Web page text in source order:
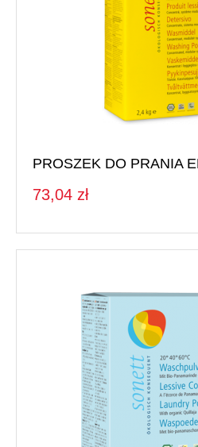
PROSZEK DO PRANIA
73,04 zł